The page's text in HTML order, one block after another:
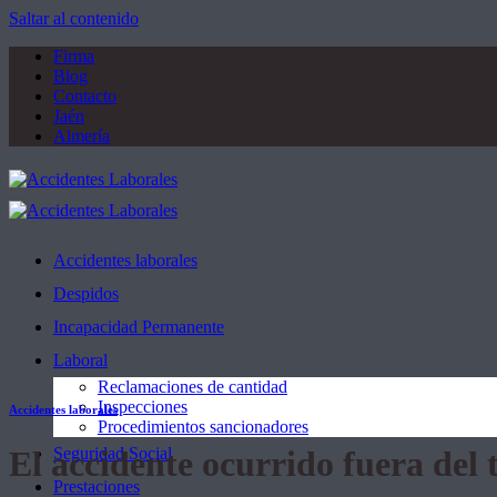
Saltar al contenido
Firma
Blog
Contacto
Jaén
Almería
Accidentes laborales
Despidos
Incapacidad Permanente
Laboral
Reclamaciones de cantidad
Inspecciones
Procedimientos sancionadores
Seguridad Social
Prestaciones
Accidentes laborales
El accidente ocurrido fuera